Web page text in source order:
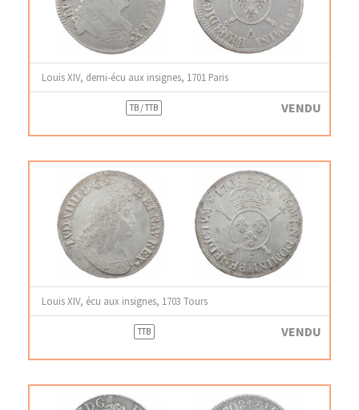
Louis XIV, demi-écu aux insignes, 1701 Paris
TB / TTB VENDU
Louis XIV, écu aux insignes, 1703 Tours
TTB VENDU